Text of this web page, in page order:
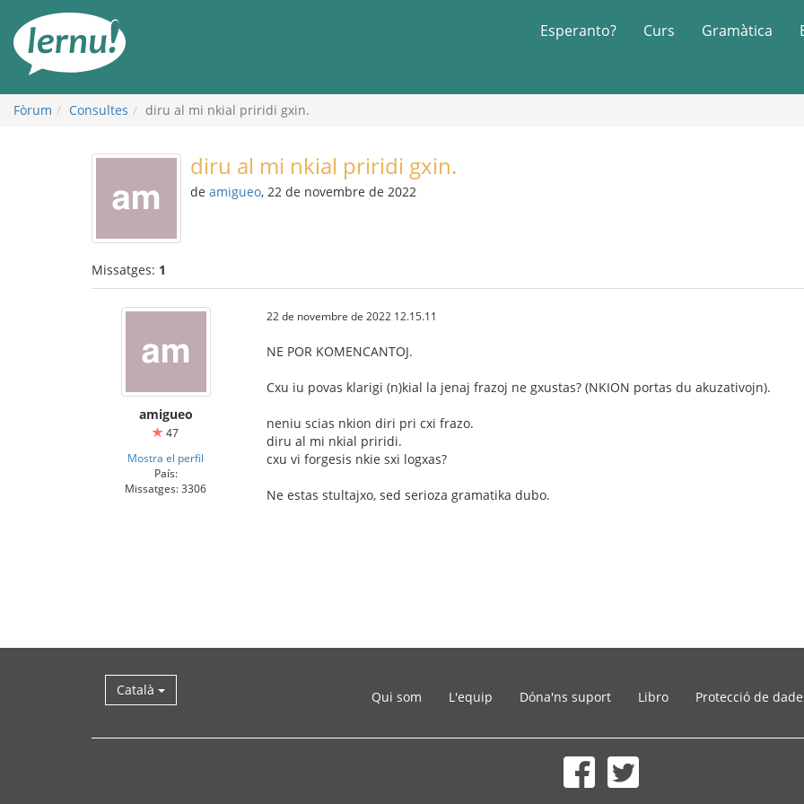
contingut
Esperanto? Curs Gramàtica
Fòrum Consultes diru al mi nkial priridi gxin.
diru al mi nkial priridi gxin.
de amigueo, 22 de novembre de 2022
Missatges: 1
amigueo
47
Mostra el perfil
País:
Missatges: 3306
22 de novembre de 2022 12.15.11
NE POR KOMENCANTOJ.
Cxu iu povas klarigi (n)kial la jenaj frazoj ne gxustas? (NKION portas du akuzativojn).
neniu scias nkion diri pri cxi frazo.
diru al mi nkial priridi.
cxu vi forgesis nkie sxi logxas?
Ne estas stultajxo, sed serioza gramatika dubo.
Català Qui som L'equip Dóna'ns suport Libro Protecció de